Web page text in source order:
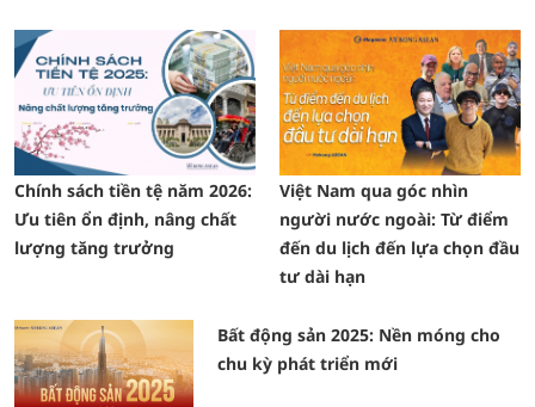
Chính sách tiền tệ năm 2026:
Ưu tiên ổn định, nâng chất
lượng tăng trưởng
Việt Nam qua góc nhìn
người nước ngoài: Từ điểm
đến du lịch đến lựa chọn đầu
tư dài hạn
Bất động sản 2025: Nền móng cho
chu kỳ phát triển mới